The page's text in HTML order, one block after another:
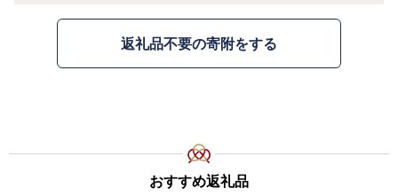
返礼品不要の寄附をする
おすすめ返礼品